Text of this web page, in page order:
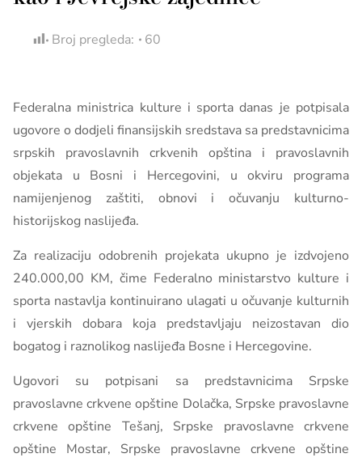
Broj pregleda: 60
Federalna ministrica kulture i sporta danas je potpisala
ugovore o dodjeli finansijskih sredstava sa predstavnicima
srpskih pravoslavnih crkvenih opština i pravoslavnih
objekata u Bosni i Hercegovini, u okviru programa
namijenjenog zaštiti, obnovi i očuvanju kulturno-
historijskog naslijeđa.
Za realizaciju odobrenih projekata ukupno je izdvojeno
240.000,00 KM, čime Federalno ministarstvo kulture i
sporta nastavlja kontinuirano ulagati u očuvanje kulturnih
i vjerskih dobara koja predstavljaju neizostavan dio
bogatog i raznolikog naslijeđa Bosne i Hercegovine.
Ugovori su potpisani sa predstavnicima Srpske
pravoslavne crkvene opštine Dolačka, Srpske pravoslavne
crkvene opštine Tešanj, Srpske pravoslavne crkvene
opštine Mostar, Srpske pravoslavne crkvene opštine